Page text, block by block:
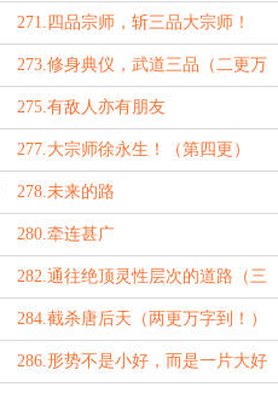
到！）
271.四品宗师，斩三品大宗师！
（两更一万一千字到！）
273.修身典仪，武道三品（二更万
字到！）
275.有敌人亦有朋友
277.大宗师徐永生！（第四更）
278.未来的路
280.牵连甚广
282.通往绝顶灵性层次的道路（三
更一万一千八百字到！）
284.截杀唐后天（两更万字到！）
286.形势不是小好，而是一片大好